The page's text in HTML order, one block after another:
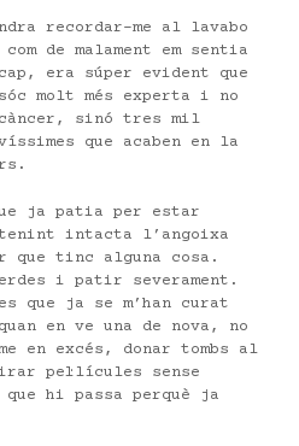
recordar-me al lavabo
de malament em sentia
era súper evident que
molt més experta i no
sinó tres mil
que acaben en la
ja patia per estar
intacta l’angoixa
que tinc alguna cosa.
i patir severament.
que ja se m’han curat
en ve una de nova, no
en excés, donar tombs al
pel·lícules sense
hi passa perquè ja